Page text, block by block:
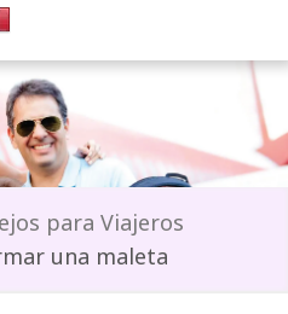
para Viajeros
una maleta